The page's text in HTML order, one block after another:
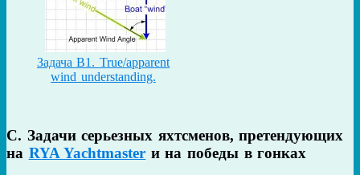
Задача B1. True/apparent
wind understanding.
С. Задачи серьезных яхтсменов, претендующих
на RYA Yachtmaster и на победы в гонках